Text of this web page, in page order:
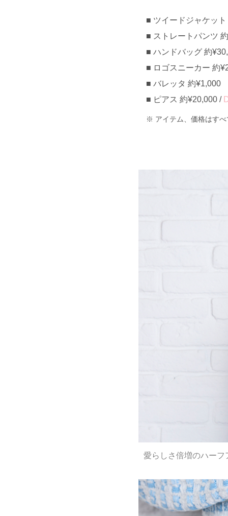
ツイードジャケッ
ストレートパンツ
ハンドバッグ 約
ロゴスニーカー 約
バレッタ 約¥1,000
ピアス 約¥20,000 /
アイテム、価格はす
愛らしさ倍増のハー